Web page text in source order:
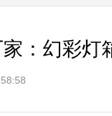
：幻彩灯